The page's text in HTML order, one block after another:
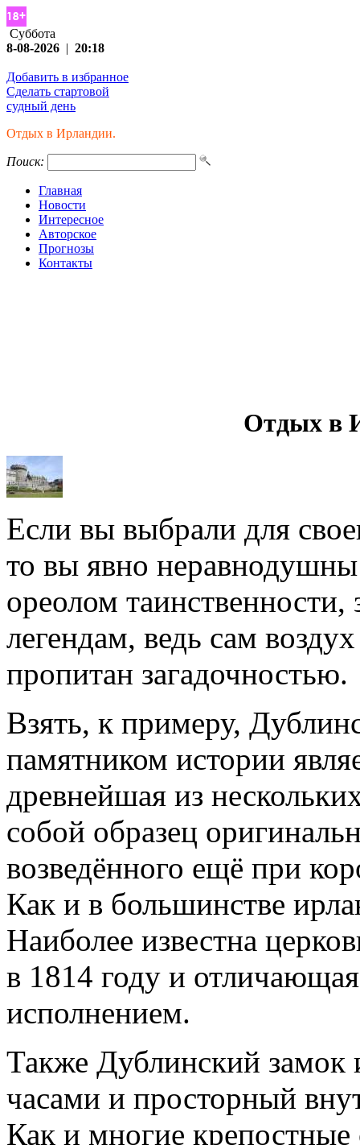
Суббота
8-08-2026 | 20:18
Добавить в избранное
Сделать стартовой
судный день
Отдых в Ирландии.
Поиск:
Главная
Новости
Интересное
Авторское
Прогнозы
Контакты
Отдых в
Если вы выбрали для
то вы явно
ореолом
легендам, ведь сам
пропитан загадочностью.
Взять, к примеру,
памятником истории
древнейшая из
собой образец
возведённого ещё при
Как и в большинстве
Наиболее известна
в 1814 году и
исполнением.
Также Дублинский
часами и просторный
Как и многие